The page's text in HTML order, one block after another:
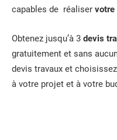
capables de réaliser votre
Obtenez jusqu’à 3 devis
gratuitement et sans
devis travaux et
à votre projet et à votre